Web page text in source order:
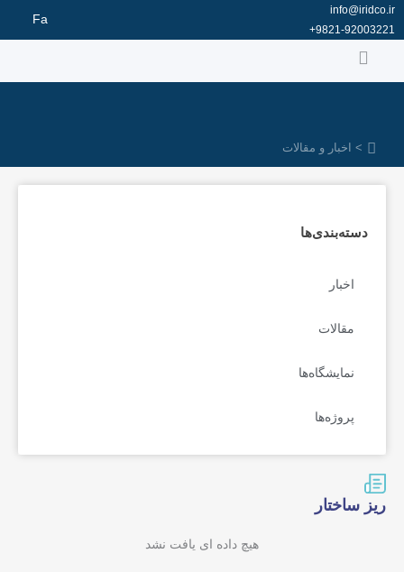
پرش
info@iridco.ir
9821-92003221+
Fa
> اخبار و مقالات
دسته‌بندی‌ها
اخبار
مقالات
نمایشگاه‌ها
پروژه‌ها
ریز ساختار
هیچ داده ای یافت نشد